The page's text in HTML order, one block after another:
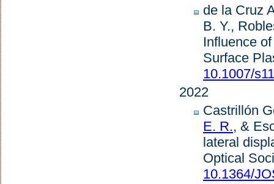
de la Cruz
B. Y.,
Influence
Surface
10.1007/
2022
Castrillón
E. R., &
lateral
Optical
10.1364/